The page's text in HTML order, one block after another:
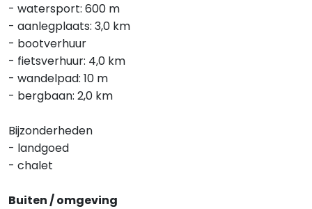
- watersport: 600 m
- aanlegplaats: 3,0 km
- bootverhuur
- fietsverhuur: 4,0 km
- wandelpad: 10 m
- bergbaan: 2,0 km
Bijzonderheden
- landgoed
- chalet
Buiten / omgeving